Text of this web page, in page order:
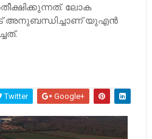
ലോക
അനുബന്ധിച്ചാണ് യുഎന്‍
Twitter Google+